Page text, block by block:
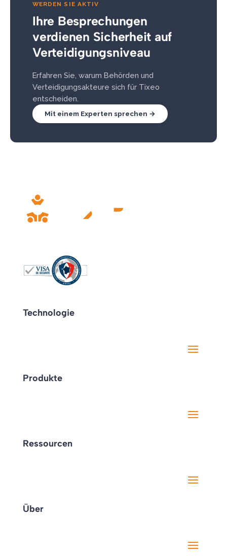
WERDEN SIE AKTIV
Ihre Besprechungen
verdienen Sicherheit auf
Verteidigungsniveau
Erfahren Sie, warum Behörden und
Verteidigungsakteure sich für Tixeo
entscheiden.
Mit einem Experten sprechen →
Technologie
Produkte
Ressourcen
Über